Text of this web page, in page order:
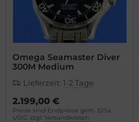
Omega Seamaster Diver
300M Medium
Lieferzeit: 1-2 Tage
2.199,00 €
Preise sind Endpreise gem. §25a
UStG zzgl. Versandkosten
Lacroix
Dubuis